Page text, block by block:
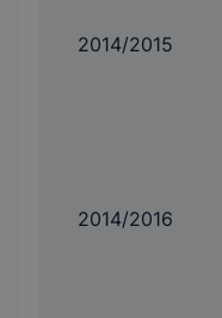
2014/2015
2014/2016